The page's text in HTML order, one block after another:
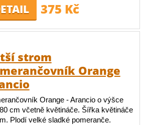
375 Kč
strom
Orange
Orange - Arancio o výšce
cm včetně květináče. Šířka květináče
Plodí velké sladké pomeranče.